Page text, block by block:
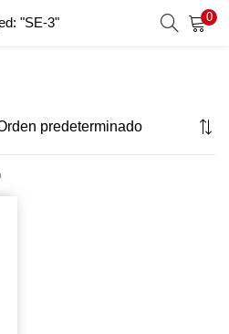
"SE-3" 0
y contraseña para iniciar
Contraseña